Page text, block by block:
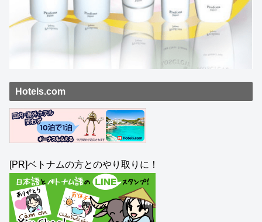
Hotels.com
[PR]ベトナムの方とのやり取りに！